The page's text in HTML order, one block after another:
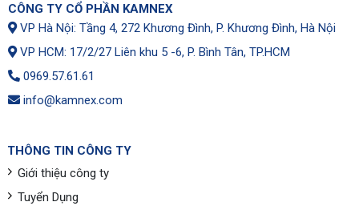
CÔNG TY CỔ PHẦN KAMNEX
VP Hà Nội: Tầng 4, 272 Khương Đình, P. Khương Đình, Hà Nội
VP HCM: 17/2/27 Liên khu 5 -6, P. Bình Tân, TP.HCM
0969.57.61.61
info@kamnex.com
THÔNG TIN CÔNG TY
Giới thiệu công ty
Tuyển Dụng